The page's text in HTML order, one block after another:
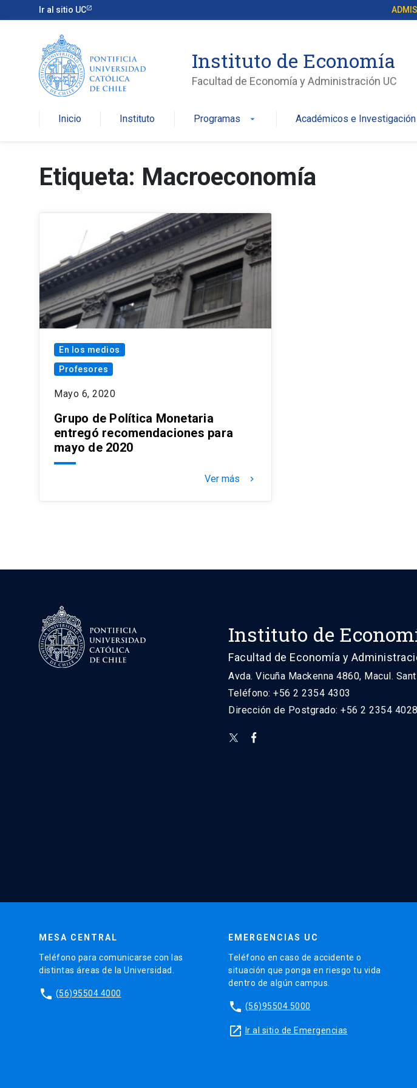
Ir al sitio UC
Instituto de Economía
Facultad de Economía y Administración UC
Inicio Instituto Programas arrow_drop_down Académicos e Investigación
Etiqueta: Macroeconomía
En los medios
Profesores
Mayo 6, 2020
Grupo de Política Monetaria
entregó recomendaciones para
mayo de 2020
Ver más keyboard_arrow_right
Instituto de
Facultad de Economía y
Avda. Vicuña Mackenna 4860, Macul.
Teléfono: +56 2 2354 4303
Dirección de Postgrado: +56 2 2354 4028
MESA CENTRAL
Teléfono para comunicarse con las
distintas áreas de la Universidad.
phone (56)95504 4000
EMERGENCIAS UC
Teléfono en caso de accidente o
situación que ponga en riesgo tu vida
dentro de algún campus.
phone (56)95504 5000
launch Ir al sitio de Emergencias